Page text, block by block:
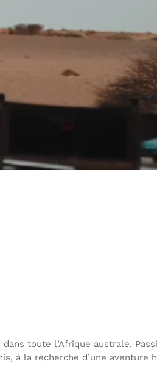
toute l’Afrique australe.
à la recherche d’une aventure